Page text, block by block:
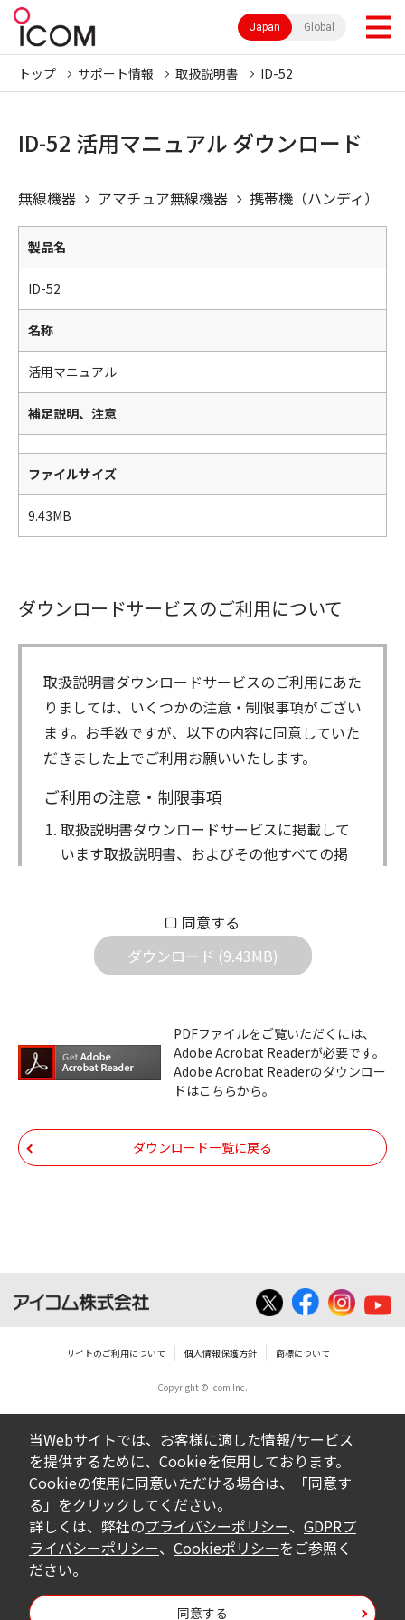
Japan Global
トップ サポート情報 取扱説明書 ID-52
ID-52 活用マニュアル ダウンロード
無線機器 アマチュア無線機器 携帯機（ハンディ）
製品名
ID-52
名称
活用マニュアル
補足説明、注意
ファイルサイズ
9.43MB
ダウンロードサービスのご利用について
取扱説明書ダウンロードサービスのご利用にあた
りましては、いくつかの注意・制限事項がござい
ます。お手数ですが、以下の内容に同意していた
だきました上でご利用お願いいたします。
ご利用の注意・制限事項
取扱説明書ダウンロードサービスに掲載して
います取扱説明書、およびその他すべての掲
属します。ダウンロードした取扱説明書は、
個人が本来の目的でご使用されることは可能
ですが、権利者の許諾を得ることなく、以下
ダウンロードした取扱説明書は、複製、賃
貸、改変、公衆送信、または公衆送信可能
化することはできません。
いは無償を問わず、第三者に譲渡あるいは
使用させる事ができません。
ダウンロードした取扱説明書等に使用され
の転用は一切出来ません。
ダウンロードした取扱説明書およびその他す
べての掲載物の変更は一切行わないでくださ
い。お客様による内容の変更により、何らか
の欠陥が生じたとしても、弊社では一切の保
証をいたしません。また、内容の変更の結
果、万一お客様に損害が生じたとしても、弊
社及び販売店等は一切の責任を負いません。
掲載の取扱説明書等は、製品発売当時の内容
になっております。内容において、法律、仕
同意する
ダウンロード (9.43MB)
PDFファイルをご覧いただくには、
Adobe Acrobat Readerが必要です。
Adobe Acrobat Readerのダウンロー
ドはこちらから。
ダウンロード一覧に戻る
サイトのご利用について 個人情報保護方針 商標について
Copyright © Icom Inc.
当Webサイトでは、お客様に適した情報/サービス
を提供するために、Cookieを使用しております。
Cookieの使用に同意いただける場合は、「同意す
る」をクリックしてください。
詳しくは、弊社のプライバシーポリシー、 GDPRプ
ライバシーポリシー、 Cookieポリシーをご参照く
ださい。
同意する